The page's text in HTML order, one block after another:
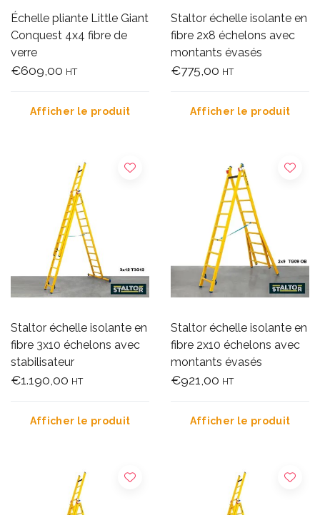
Échelle pliante Little Giant
Conquest 4x4 fibre de
verre
€609,00 HT
Afficher le produit
Staltor échelle isolante en
fibre 2x8 échelons avec
montants évasés
€775,00 HT
Afficher le produit
Staltor échelle isolante en
fibre 3x10 échelons avec
stabilisateur
€1.190,00 HT
Afficher le produit
Staltor échelle isolante en
fibre 2x10 échelons avec
montants évasés
€921,00 HT
Afficher le produit